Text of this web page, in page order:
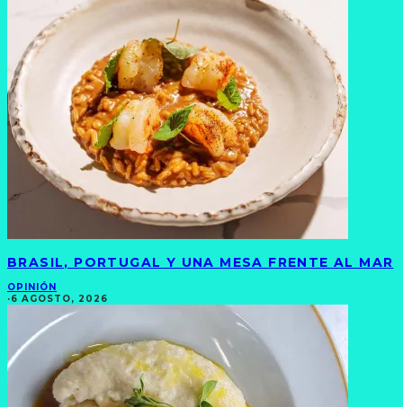
BRASIL, PORTUGAL Y UNA MESA FRENTE AL MAR
OPINIÓN
·6 AGOSTO, 2026